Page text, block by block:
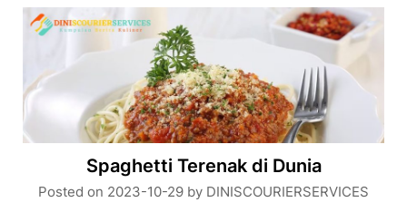
Spaghetti Terenak di Dunia
Posted on 2023-10-29 by DINISCOURIERSERVICES